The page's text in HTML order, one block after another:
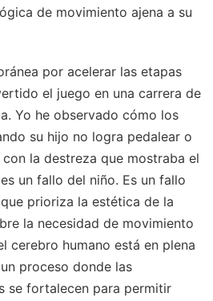
de movimiento ajena a su
por acelerar las etapas
el juego en una carrera de
Yo he observado cómo los
su hijo no logra pedalear o
la destreza que mostraba el
un fallo del niño. Es un fallo
prioriza la estética de la
la necesidad de movimiento
cerebro humano está en plena
proceso donde las
se fortalecen para permitir